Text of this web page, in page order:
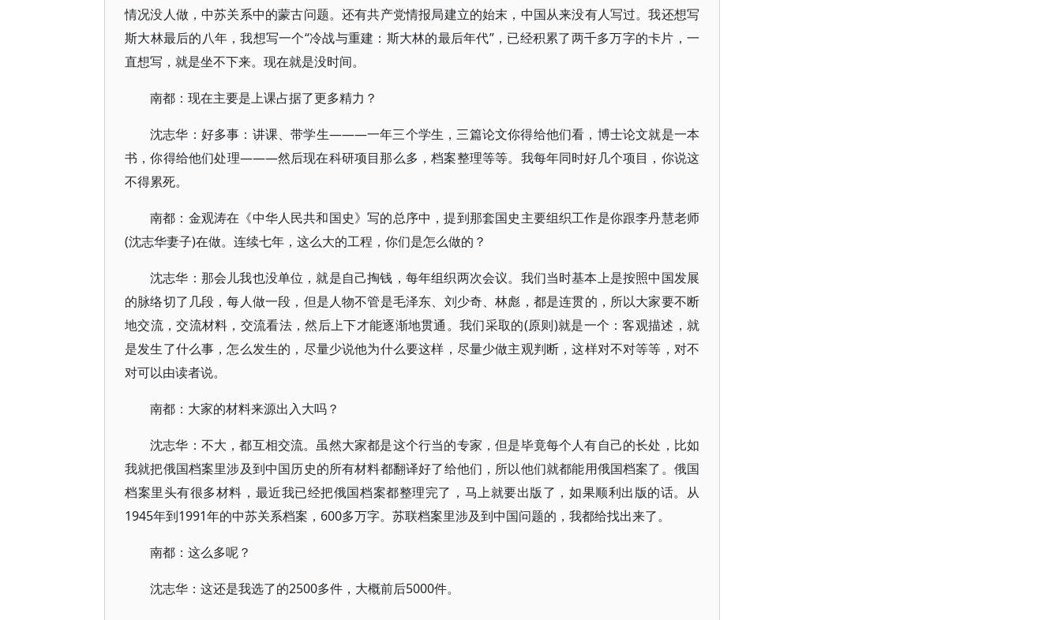
情况没人做，中苏关系中的蒙古问题。还有共产党情报局建立的始末，中国从来没有人写过。我还想写
斯大林最后的八年，我想写一个“冷战与重建：斯大林的最后年代”，已经积累了两千多万字的卡片，一
直想写，就是坐不下来。现在就是没时间。
南都：现在主要是上课占据了更多精力？
沈志华：好多事：讲课、带学生———一年三个学生，三篇论文你得给他们看，博士论文就是一本
书，你得给他们处理———然后现在科研项目那么多，档案整理等等。我每年同时好几个项目，你说这
不得累死。
南都：金观涛在《中华人民共和国史》写的总序中，提到那套国史主要组织工作是你跟李丹慧老师
(沈志华妻子)在做。连续七年，这么大的工程，你们是怎么做的？
沈志华：那会儿我也没单位，就是自己掏钱，每年组织两次会议。我们当时基本上是按照中国发展
的脉络切了几段，每人做一段，但是人物不管是毛泽东、刘少奇、林彪，都是连贯的，所以大家要不断
地交流，交流材料，交流看法，然后上下才能逐渐地贯通。我们采取的(原则)就是一个：客观描述，就
是发生了什么事，怎么发生的，尽量少说他为什么要这样，尽量少做主观判断，这样对不对等等，对不
对可以由读者说。
南都：大家的材料来源出入大吗？
沈志华：不大，都互相交流。虽然大家都是这个行当的专家，但是毕竟每个人有自己的长处，比如
我就把俄国档案里涉及到中国历史的所有材料都翻译好了给他们，所以他们就都能用俄国档案了。俄国
档案里头有很多材料，最近我已经把俄国档案都整理完了，马上就要出版了，如果顺利出版的话。从
1945年到1991年的中苏关系档案，600多万字。苏联档案里涉及到中国问题的，我都给找出来了。
南都：这么多呢？
沈志华：这还是我选了的2500多件，大概前后5000件。